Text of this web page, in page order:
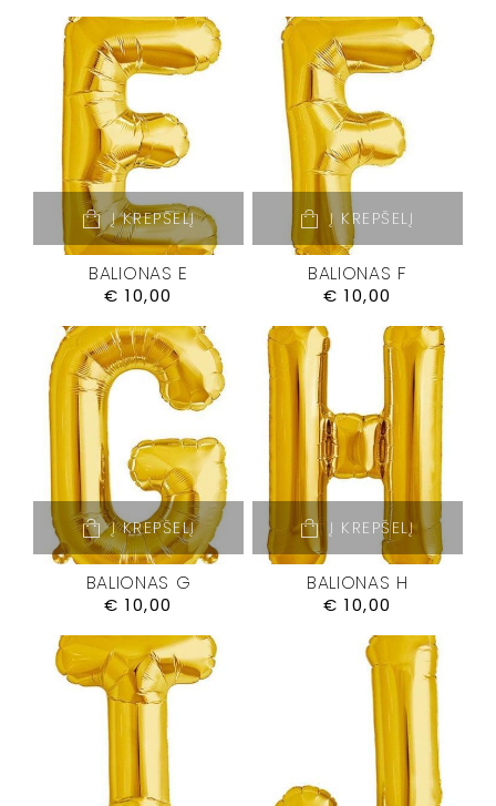
Į KREPŠELĮ
BALIONAS E
€ 10,00
Į KREPŠELĮ
BALIONAS F
€ 10,00
Į KREPŠELĮ
BALIONAS G
€ 10,00
Į KREPŠELĮ
BALIONAS H
€ 10,00